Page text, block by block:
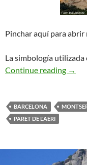
Pinchar aquí para
La simbología
Continue reading Via
→
BARCELONA
PARET DE L'AERI